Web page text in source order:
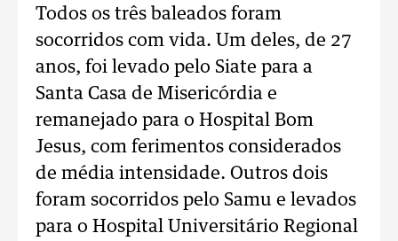
Todos os três baleados foram
socorridos com vida. Um deles, de 27
anos, foi levado pelo Siate para a
Santa Casa de Misericórdia e
remanejado para o Hospital Bom
Jesus, com ferimentos considerados
de média intensidade. Outros dois
foram socorridos pelo Samu e levados
para o Hospital Universitário Regional